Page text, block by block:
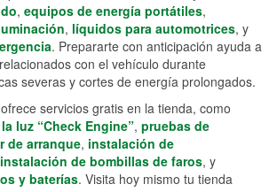
, equipos de energía portátiles,
, líquidos para automotrices, y
. Prepararte con anticipación ayuda a
con el vehículo durante
severas y cortes de energía prolongados.
servicios gratis en la tienda, como
luz “Check Engine”, pruebas de
de arranque, instalación de
instalación de bombillas de faros, y
y baterías. Visita hoy mismo tu tienda